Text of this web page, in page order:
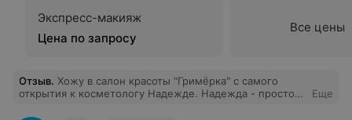
Экспресс-макияж
Цена по запросу
Все цены
Отзыв. Хожу в салон красоты "Гримёрка" с самого
открытия к косметологу Надежде. Надежда - просто
Еще